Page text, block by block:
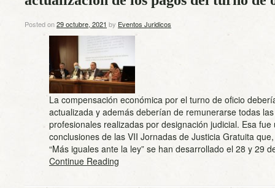
Posted on29 octubre, 2021 by Eventos Juridicos
La compensación económica por el turno de oficio
actualizada y además deberían de remunerarse todas
profesionales realizadas por designación judicial. Esa fue
conclusiones de las VII Jornadas de Justicia Gratuita
“Más iguales ante la ley” se han desarrollado el 28 y 29
Continue Reading